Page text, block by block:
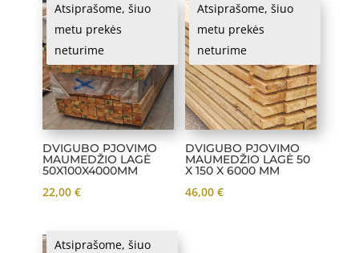
Atsiprašome, šiuo
metu prekės
neturime
DVIGUBO PJOVIMO
MAUMEDŽIO LAGĖ
50X100X4000MM
22,00 €
Atsiprašome, šiuo
metu prekės
neturime
DVIGUBO PJOVIMO
MAUMEDŽIO LAGĖ 50
X 150 X 6000 MM
46,00 €
Atsiprašome, šiuo